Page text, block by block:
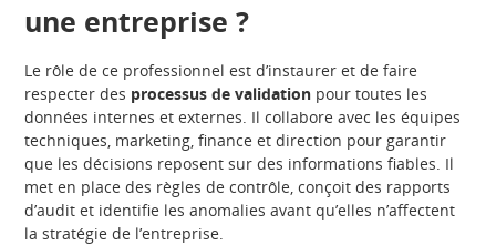
une entreprise ?
Le rôle de ce professionnel est d’instaurer et de faire
respecter des processus de validation pour toutes les
données internes et externes. Il collabore avec les équipes
techniques, marketing, finance et direction pour garantir
que les décisions reposent sur des informations fiables. Il
met en place des règles de contrôle, conçoit des rapports
d’audit et identifie les anomalies avant qu’elles n’affectent
la stratégie de l’entreprise.